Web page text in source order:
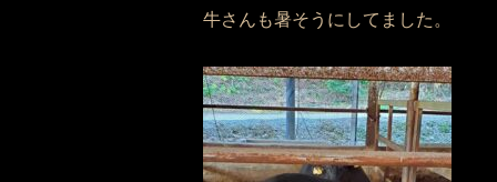
牛さんも暑そうにしてました。